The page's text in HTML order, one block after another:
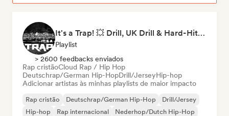
It's a Trap! 💥 Drill, UK Drill & Hard-Hitting Trap
Playlist
> 2600 feedbacks enviados
Rap cristãoCloud Rap / Hip Hop
Deutschrap/German Hip-HopDrill/JerseyHip-hop
Adicionar artistas às minhas playlists de maior impacto
Rap cristão Deutschrap/German Hip-Hop
Drill/Jersey
Hip-hop
Rap internacional
Nederhop/Dutch Hip-Hop